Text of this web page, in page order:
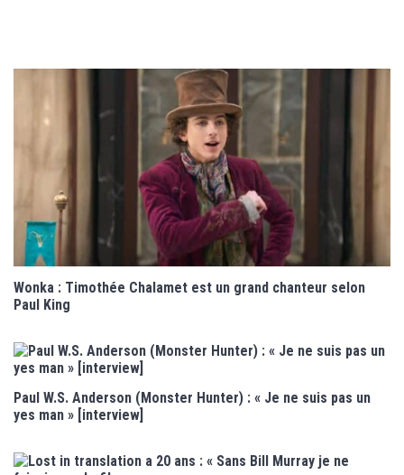
Wonka : Timothée Chalamet est un grand chanteur selon
Paul King
Paul W.S. Anderson (Monster Hunter) : « Je ne suis pas un
yes man » [interview]